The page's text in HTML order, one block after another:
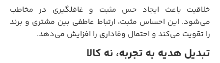
خلاقیت باعث ایجاد حس مثبت و غافلگیری در مخاطب
می‌شود. این احساس مثبت، ارتباط عاطفی بین مشتری و برند
را تقویت می‌کند و احتمال وفاداری را افزایش می‌دهد.
تبدیل هدیه به تجربه، نه کالا